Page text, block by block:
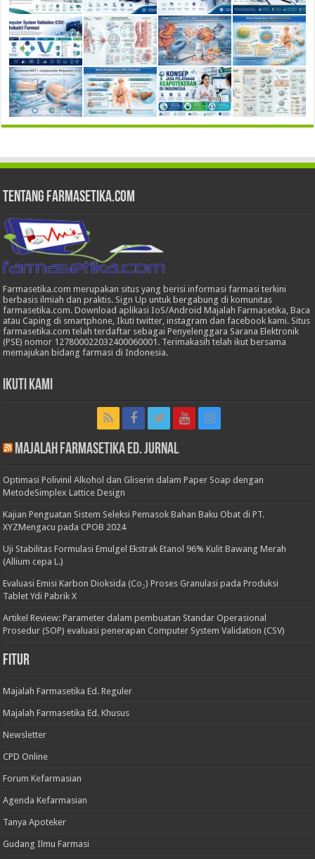
Tentang Farmasetika.com
Farmasetika.com merupakan situs yang berisi informasi farmasi terkini
berbasis ilmiah dan praktis. Sign Up untuk bergabung di komunitas
farmasetika.com. Download aplikasi IoS/Android Majalah Farmasetika, Baca
atau Caping di smartphone, Ikuti twitter, instagram dan facebook kami. Situs
farmasetika.com telah terdaftar sebagai Penyelenggara Sarana Elektronik
(PSE) nomor 127800022032400060001. Terimakasih telah ikut bersama
memajukan bidang farmasi di Indonesia.
Ikuti Kami
Majalah Farmasetika Ed. Jurnal
Optimasi Polivinil Alkohol dan Gliserin dalam Paper Soap dengan
MetodeSimplex Lattice Design
Kajian Penguatan Sistem Seleksi Pemasok Bahan Baku Obat di PT.
XYZMengacu pada CPOB 2024
Uji Stabilitas Formulasi Emulgel Ekstrak Etanol 96% Kulit Bawang Merah
(Allium cepa L.)
Evaluasi Emisi Karbon Dioksida (Co₂) Proses Granulasi pada Produksi
Tablet Ydi Pabrik X
Artikel Review: Parameter dalam pembuatan Standar Operasional
Prosedur (SOP) evaluasi penerapan Computer System Validation (CSV)
Fitur
Majalah Farmasetika Ed. Reguler
Majalah Farmasetika Ed. Khusus
Newsletter
CPD Online
Forum Kefarmasian
Agenda Kefarmasian
Tanya Apoteker
Gudang Ilmu Farmasi